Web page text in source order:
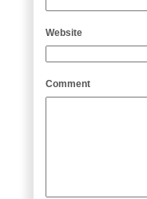
Website
Comment